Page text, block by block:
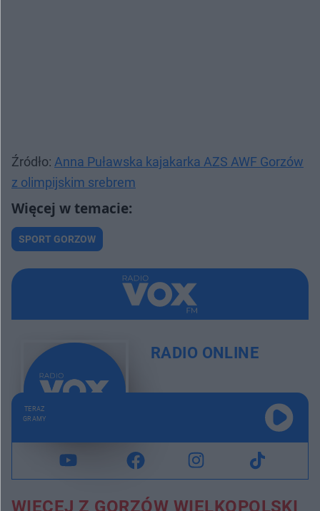
Źródło: Anna Puławska kajakarka AZS AWF Gorzów
z olimpijskim srebrem
SPORT GORZOW
RADIO ONLINE
TERAZ
GRAMY
WIĘCEJ Z GORZÓW WIELKOPOLSKI